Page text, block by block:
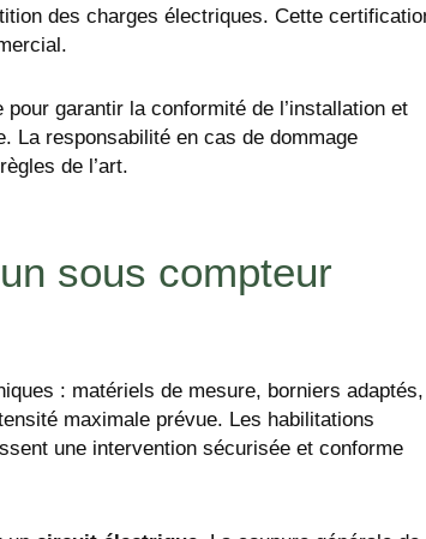
des charges électriques. Cette
garantir la conformité de l’installation et
La responsabilité en cas de dommage
de l’art.
sous compteur
: matériels de mesure, borniers adaptés,
maximale prévue. Les habilitations
une intervention sécurisée et conforme